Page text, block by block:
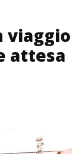
viaggio
attesa